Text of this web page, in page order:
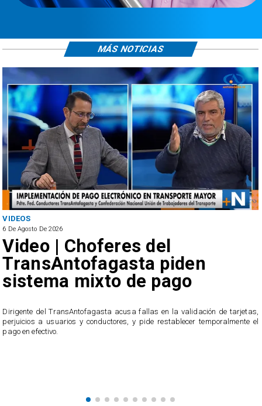
VIDEOS
6 De Agosto De 2026
Video | Choferes del
TransAntofagasta piden
sistema mixto de pago
​Dirigente del TransAntofagasta acusa fallas en la validación de tarjetas,
perjuicios a usuarios y conductores, y pide restablecer temporalmente el
pago en efectivo.
MÁS NOTICIAS